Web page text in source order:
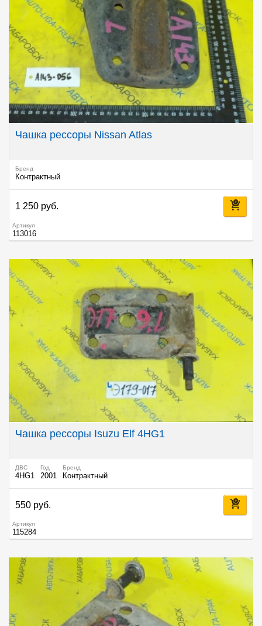
Чашка рессоры Nissan Atlas
Бренд
Контрактный
1 250 руб.
Артикул
113016
Чашка рессоры Isuzu Elf 4HG1
ДВС
4HG1
Год
2001
Бренд
Контрактный
550 руб.
Артикул
115284